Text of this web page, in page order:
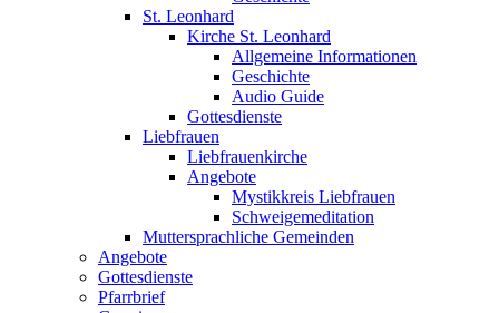
St. Leonhard
Kirche St. Leonhard
Allgemeine Informationen
Geschichte
Audio Guide
Gottesdienste
Liebfrauen
Liebfrauenkirche
Angebote
Mystikkreis Liebfrauen
Schweigemeditation
Muttersprachliche Gemeinden
Angebote
Gottesdienste
Pfarrbrief